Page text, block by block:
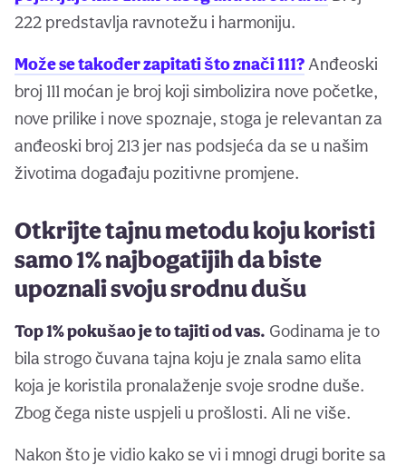
222 predstavlja ravnotežu i harmoniju.
Može se također zapitati što znači 111? Anđeoski
broj 111 moćan je broj koji simbolizira nove početke,
nove prilike i nove spoznaje, stoga je relevantan za
anđeoski broj 213 jer nas podsjeća da se u našim
životima događaju pozitivne promjene.
Otkrijte tajnu metodu koju koristi
samo 1% najbogatijih da biste
upoznali svoju srodnu dušu
Top 1% pokušao je to tajiti od vas. Godinama je to
bila strogo čuvana tajna koju je znala samo elita
koja je koristila pronalaženje svoje srodne duše.
Zbog čega niste uspjeli u prošlosti. Ali ne više.
Nakon što je vidio kako se vi i mnogi drugi borite sa